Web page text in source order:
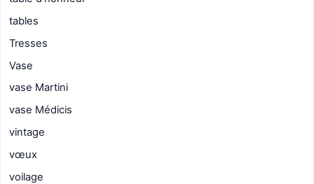
tables
Tresses
Vase
vase Martini
vase Médicis
vintage
vœux
voilage